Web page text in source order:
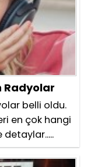
Radyolar
belli oldu.
en çok hangi